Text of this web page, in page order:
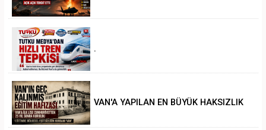
.
VAN'A YAPILAN EN BÜYÜK HAKSIZLIK